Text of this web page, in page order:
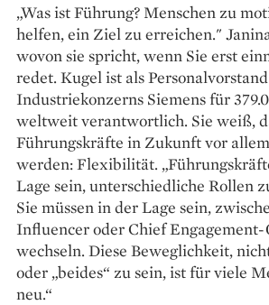
„Was ist Führung? Menschen zu
helfen, ein Ziel zu erreichen."
wovon sie spricht, wenn Sie erst
redet. Kugel ist als
Industriekonzerns Siemens für
weltweit verantwortlich. Sie weiß,
Führungskräfte in Zukunft vor
werden: Flexibilität.
Lage sein, unterschiedliche Rollen
Sie müssen in der Lage sein,
Influencer oder Chief
wechseln. Diese Beweglichkeit,
oder „beides“ zu sein, ist für viele
neu.“